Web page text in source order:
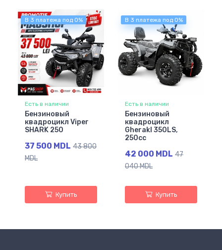
В 3 платежа под 0%
Есть в наличии
Бензиновый
квадроцикл Viper
SHARK 250
37 500 MDL 43 800
MDL
Купить
В 3 платежа под 0%
Есть в наличии
Бензиновый
квадроцикл
Gherakl 350LS,
250cc
42 000 MDL 47
040 MDL
Купить